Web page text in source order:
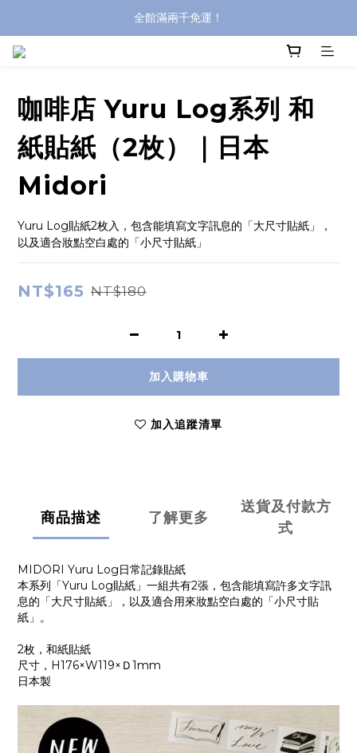
全館滿兩千免運！
登入購買，立即接收出貨通知
咖啡店 Yuru Log系列 和
紙貼紙（2枚）｜日本
Midori
Yuru Log貼紙2枚入，包含能填寫文字訊息的「大尺寸貼紙」，
以及適合妝點空白處的「小尺寸貼紙」
NT$165 NT$180
加入購物車
加入追蹤清單
商品描述 了解更多
送貨及付款方
式
MIDORI Yuru Log日常記錄貼紙
本系列「Yuru Log貼紙」一組共有2張，包含能填寫許多文字訊
息的「大尺寸貼紙」，以及適合用來妝點空白處的「小尺寸貼
紙」。
2枚，和紙貼紙
尺寸，H176×W119×Ｄ1mm
日本製